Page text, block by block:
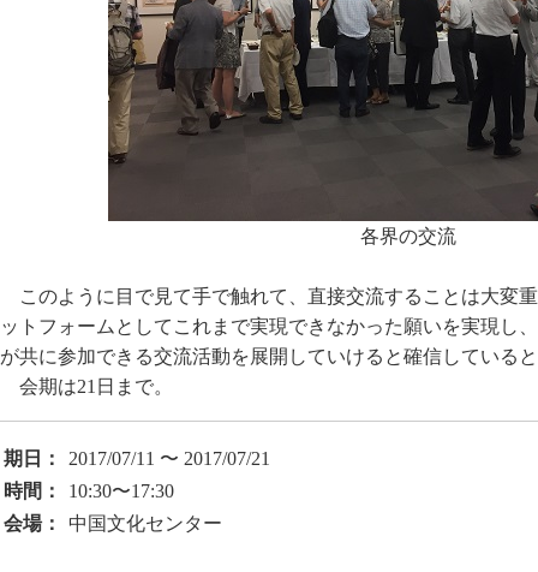
各界の交流
このように目で見て手で触れて、直接交流することは大変
ットフォームとしてこれまで実現できなかった願いを実現し
が共に参加できる交流活動を展開していけると確信している
会期は21日まで。
期日：
2017/07/11 〜 2017/07/21
時間：
10:30〜17:30
会場：
中国文化センター